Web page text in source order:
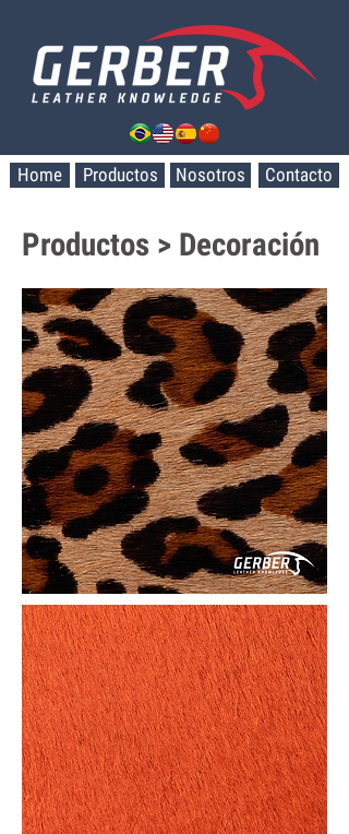
Home Productos Nosotros Contacto
Productos > Decoración